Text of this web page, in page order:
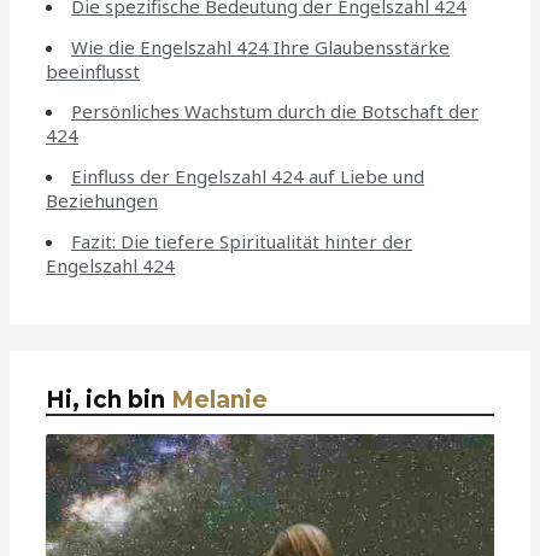
Die spezifische Bedeutung der Engelszahl 424
Wie die Engelszahl 424 Ihre Glaubensstärke
beeinflusst
Persönliches Wachstum durch die Botschaft der
424
Einfluss der Engelszahl 424 auf Liebe und
Beziehungen
Fazit: Die tiefere Spiritualität hinter der
Engelszahl 424
Hi, ich bin Melanie